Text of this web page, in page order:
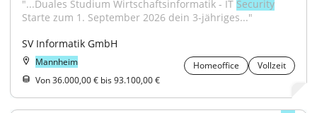
"...Duales Studium Wirtschaftsinformatik - IT Security
Starte zum 1. September 2026 dein 3-jähriges..."
SV Informatik GmbH
Mannheim Homeoffice
Vollzeit
Von 36.000,00 € bis 93.100,00 €